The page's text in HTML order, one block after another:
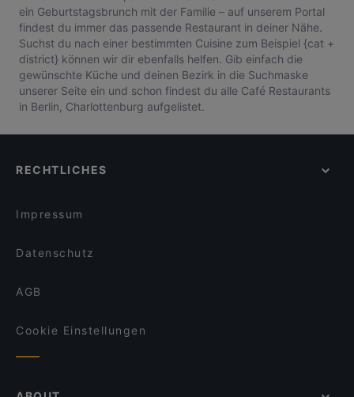
ein Geburtstagsbrunch mit der Familie – auf unserem Portal
findest du immer das passende Restaurant in deiner Nähe.
Suchst du nach einer bestimmten Cuisine zum Beispiel {cat +
district} können wir dir ebenfalls helfen. Gib einfach die
gewünschte Küche und deinen Bezirk in die Suchmaske
unserer Seite ein und schon findest du alle Café Restaurants
in Berlin, Charlottenburg aufgelistet.
RECHTLICHES
Impressum
Datenschutz
AGB
Cookie Einstellungen